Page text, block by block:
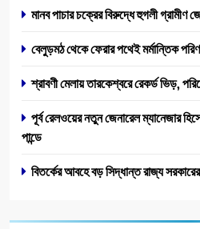
মানব পাচার চক্রের বিরুদ্ধে হুগলী গ্রামীণ
বেলুড়মঠ থেকে ফেরার পথেই মর্মান্তিক
শ্রাবণী মেলায় তারকেশ্বরে রেকর্ড ভিড়,
পূর্ব রেল‌ওয়ের নতুন জেনারেল ম্যানেজার
পান্ডে
বিতর্কের আবহে বড় সিদ্ধান্ত রাজ্য সরকারের